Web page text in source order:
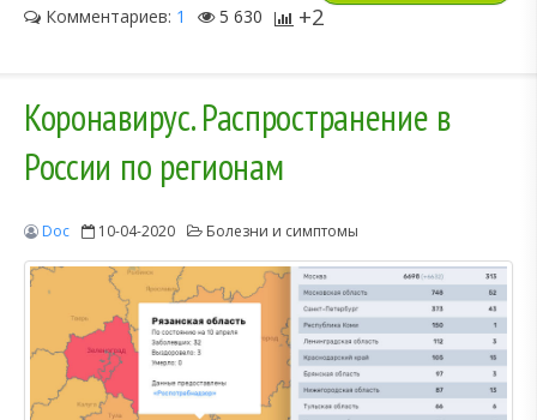
Комментариев: 1 5 630 +2
Коронавирус. Распространение в
России по регионам
Doc 10-04-2020 Болезни и симптомы